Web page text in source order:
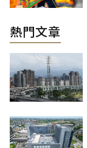
熱門文章